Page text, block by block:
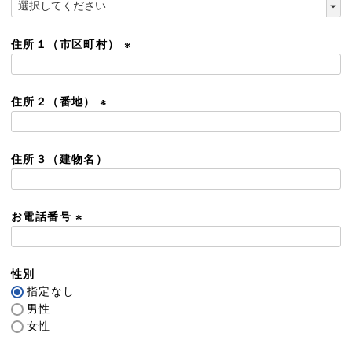
(
須
住所１（市区町村）
住所２（番地）
須
住所３（建物名）
お電話番号
性別
指定なし
男性
女性